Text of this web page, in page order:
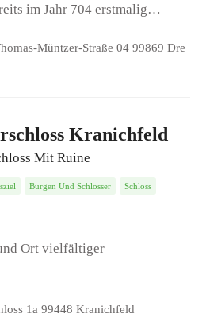
im Jahr 704 erstmalig…
Müntzer-Straße 04 99869 Dre
Kranichfeld
Mit Ruine
Burgen Und Schlösser Schloss
Ort vielfältiger
1a 99448 Kranichfeld